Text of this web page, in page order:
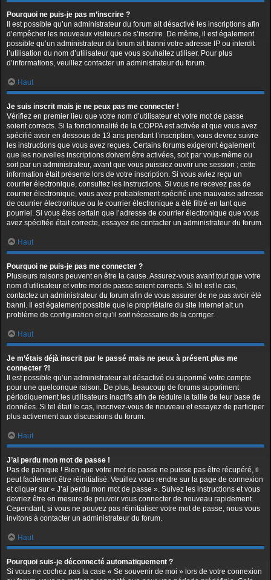
Pourquoi ne puis-je pas m’inscrire ?
Il est possible qu’un administrateur du forum ait désactivé les inscriptions afin
d’empêcher les nouveaux visiteurs de s’inscrire. De même, il est également
possible qu’un administrateur du forum ait banni votre adresse IP ou interdit
l’utilisation du nom d’utilisateur que vous souhaitez utiliser. Pour plus
d’informations, veuillez contacter un administrateur du forum.
Haut
Je suis inscrit mais je ne peux pas me connecter !
Vérifiez en premier lieu que votre nom d’utilisateur et votre mot de passe
soient corrects. Si la fonctionnalité de la COPPA est activée et que vous avez
spécifié avoir en dessous de 13 ans pendant l’inscription, vous devrez suivre
les instructions que vous avez reçues. Certains forums exigeront également
que les nouvelles inscriptions doivent être activées, soit par vous-même ou
soit par un administrateur, avant que vous puissiez ouvrir une session ; cette
information était présente lors de votre inscription. Si vous aviez reçu un
courrier électronique, consultez les instructions. Si vous ne recevez pas de
courrier électronique, vous avez probablement spécifié une mauvaise adresse
de courrier électronique ou le courrier électronique a été filtré en tant que
pourriel. Si vous êtes certain que l’adresse de courrier électronique que vous
avez spécifiée était correcte, essayez de contacter un administrateur du forum.
Haut
Pourquoi ne puis-je pas me connecter ?
Plusieurs raisons peuvent en être la cause. Assurez-vous avant tout que votre
nom d’utilisateur et votre mot de passe soient corrects. Si tel est le cas,
contactez un administrateur du forum afin de vous assurer de ne pas avoir été
banni. Il est également possible que le propriétaire du site internet ait un
problème de configuration et qu’il soit nécessaire de la corriger.
Haut
Je m’étais déjà inscrit par le passé mais ne peux à présent plus me
connecter ?!
Il est possible qu’un administrateur ait désactivé ou supprimé votre compte
pour une quelconque raison. De plus, beaucoup de forums suppriment
périodiquement les utilisateurs inactifs afin de réduire la taille de leur base de
données. Si tel était le cas, inscrivez-vous de nouveau et essayez de participer
plus activement aux discussions du forum.
Haut
J’ai perdu mon mot de passe !
Pas de panique ! Bien que votre mot de passe ne puisse pas être récupéré, il
peut facilement être réinitialisé. Veuillez vous rendre sur la page de connexion
et cliquer sur « J’ai perdu mon mot de passe ». Suivez les instructions et vous
devriez être en mesure de pouvoir vous connecter de nouveau rapidement.
Cependant, si vous ne pouvez pas réinitialiser votre mot de passe, nous vous
invitons à contacter un administrateur du forum.
Haut
Pourquoi suis-je déconnecté automatiquement ?
Si vous ne cochez pas la case « Se souvenir de moi » lors de votre connexion